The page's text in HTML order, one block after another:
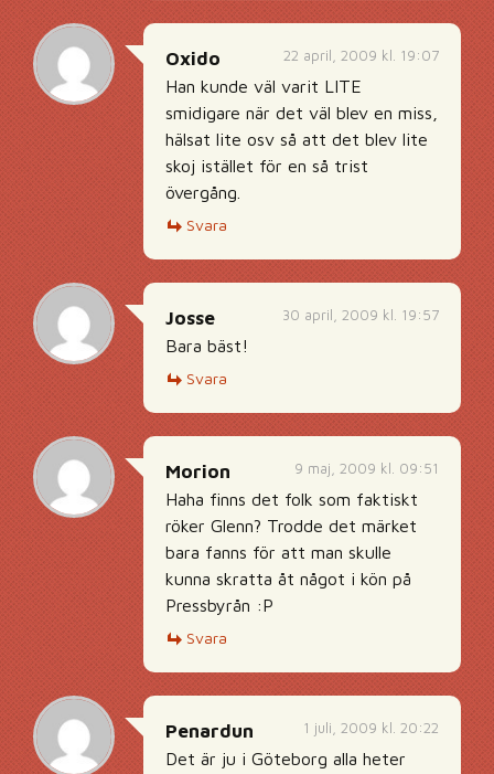
22 april, 2009 kl. 19:07
Oxido
Han kunde väl varit LITE
smidigare när det väl blev en miss,
hälsat lite osv så att det blev lite
skoj istället för en så trist
övergång.
Svara
30 april, 2009 kl. 19:57
Josse
Bara bäst!
Svara
9 maj, 2009 kl. 09:51
Morion
Haha finns det folk som faktiskt
röker Glenn? Trodde det märket
bara fanns för att man skulle
kunna skratta åt något i kön på
Pressbyrån :P
Svara
1 juli, 2009 kl. 20:22
Penardun
Det är ju i Göteborg alla heter